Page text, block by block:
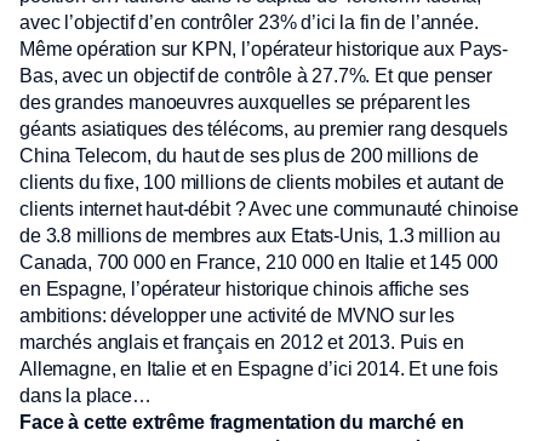
avec l’objectif d’en contrôler 23% d’ici la fin de l’année.
Même opération sur KPN, l’opérateur historique aux Pays-
Bas, avec un objectif de contrôle à 27.7%. Et que penser
des grandes manoeuvres auxquelles se préparent les
géants asiatiques des télécoms, au premier rang desquels
China Telecom, du haut de ses plus de 200 millions de
clients du fixe, 100 millions de clients mobiles et autant de
clients internet haut-débit ? Avec une communauté chinoise
de 3.8 millions de membres aux Etats-Unis, 1.3 million au
Canada, 700 000 en France, 210 000 en Italie et 145 000
en Espagne, l’opérateur historique chinois affiche ses
ambitions: développer une activité de MVNO sur les
marchés anglais et français en 2012 et 2013. Puis en
Allemagne, en Italie et en Espagne d’ici 2014. Et une fois
dans la place…
Face à cette extrême fragmentation du marché en